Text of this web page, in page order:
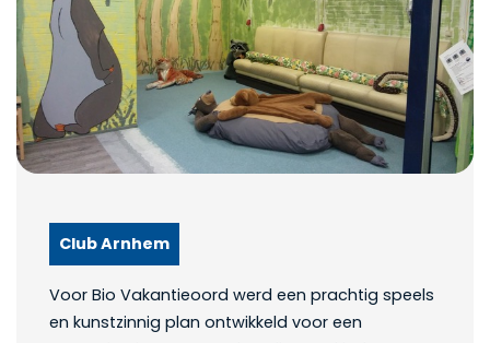
Club Arnhem
Voor Bio Vakantieoord werd een prachtig speels
en kunstzinnig plan ontwikkeld voor een